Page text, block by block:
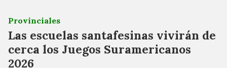
Las escuelas santafesinas vivirán de
cerca los Juegos Suramericanos
2026
Provinciales